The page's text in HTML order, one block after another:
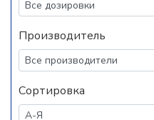
Производитель
Сортировка